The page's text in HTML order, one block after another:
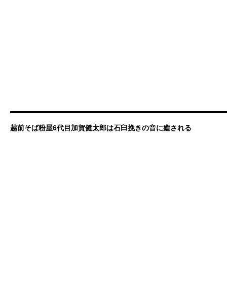
越前そば粉屋6代目加賀健太郎は石臼挽きの音に癒される